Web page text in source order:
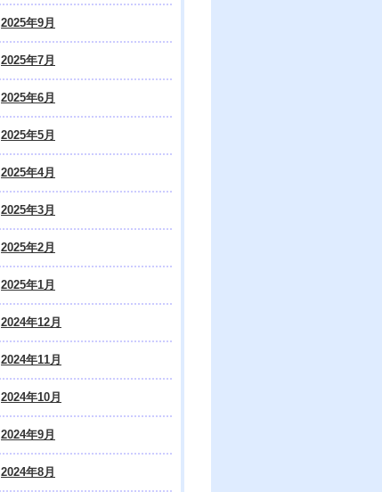
2025年9月
2025年7月
2025年6月
2025年5月
2025年4月
2025年3月
2025年2月
2025年1月
2024年12月
2024年11月
2024年10月
2024年9月
2024年8月